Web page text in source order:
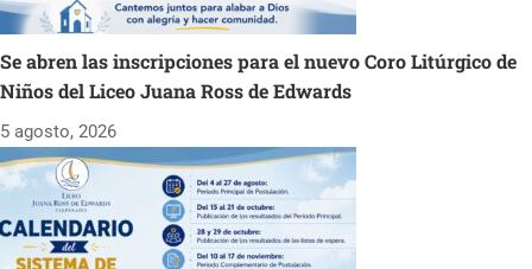
Se abren las inscripciones para el nuevo Coro Litúrgico de
Niños del Liceo Juana Ross de Edwards
5 agosto, 2026